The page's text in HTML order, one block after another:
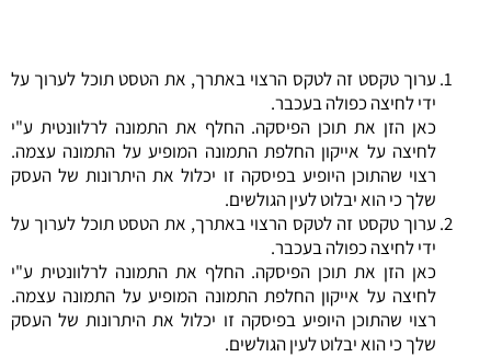
ערוך טקסט זה לטקס הרצוי באתרך, את הטסט תוכל לערוך על
ידי לחיצה כפולה בעכבר.
כאן הזן את תוכן הפיסקה. החלף את התמונה לרלוונטית ע"י
לחיצה על אייקון החלפת התמונה המופיע על התמונה עצמה.
רצוי שהתוכן היופיע בפיסקה זו יכלול את היתרונות של העסק
שלך כי הוא יבלוט לעין הגולשים.
ערוך טקסט זה לטקס הרצוי באתרך, את הטסט תוכל לערוך על
ידי לחיצה כפולה בעכבר.
כאן הזן את תוכן הפיסקה. החלף את התמונה לרלוונטית ע"י
לחיצה על אייקון החלפת התמונה המופיע על התמונה עצמה.
רצוי שהתוכן היופיע בפיסקה זו יכלול את היתרונות של העסק
שלך כי הוא יבלוט לעין הגולשים.